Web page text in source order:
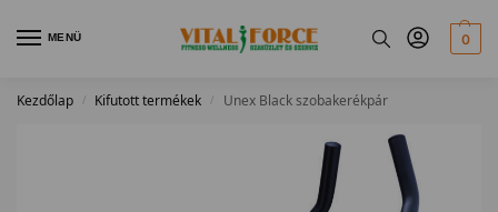
MENÜ 0
Kezdőlap / Kifutott termékek / Unex Black szobakerékpár